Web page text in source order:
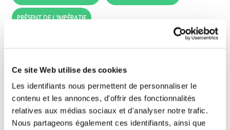
Ce site Web utilise des cookies
Les identifiants nous permettent de personnaliser le
contenu et les annonces, d'offrir des fonctionnalités
relatives aux médias sociaux et d'analyser notre trafic.
Nous partageons également ces identifiants, ainsi que
PRÉSENT DE L'IMPÉRATIF
bercer
Drag the conjugated forms (purple labels)
beside the right subjects (je, tu, il, ..).